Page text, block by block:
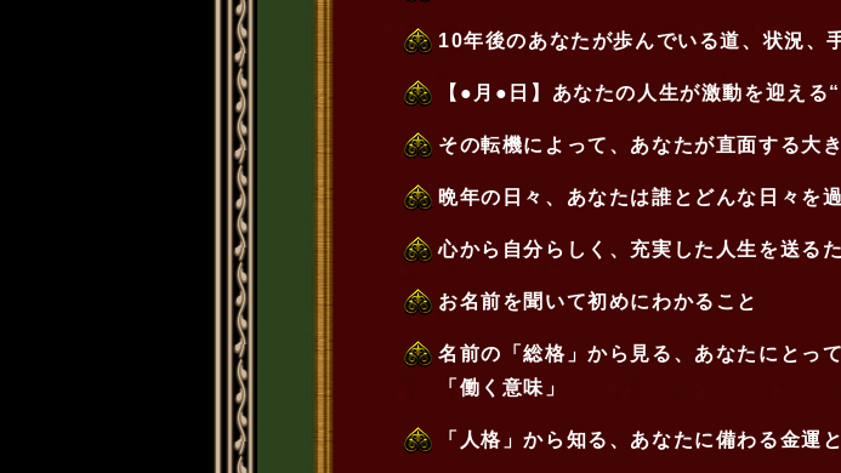
10年後のあなたが歩んでいる道、状況、
【●月●日】あなたの人生が激動を迎える
その転機によって、あなたが直面する大
晩年の日々、あなたは誰とどんな日々を
心から自分らしく、充実した人生を送る
お名前を聞いて初めにわかること
名前の「総格」から見る、あなたにとっ
「働く意味」
「人格」から知る、あなたに備わる金運